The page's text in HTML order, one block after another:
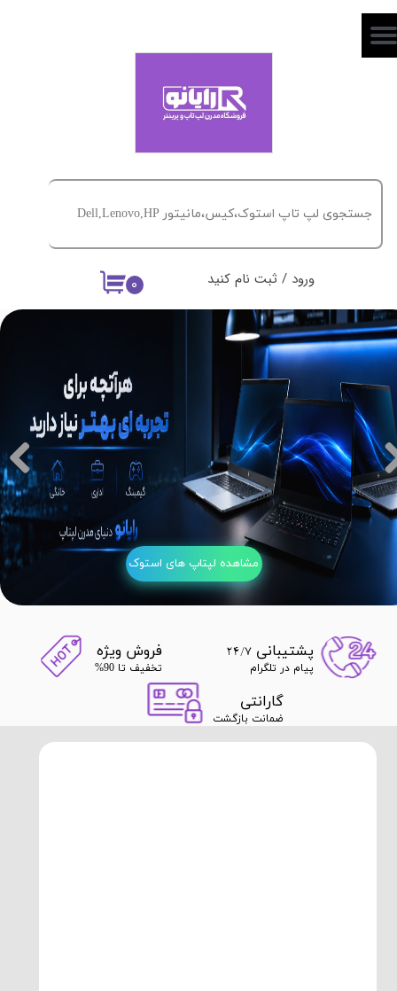
۰ ورود / ثبت نام کنید
حساب کاربری من
خروج از حساب کاربری
​​​فروش ویژه
تخفیف تا 90%
​​​گارانتی
ضمانت بازگشت
​​​پشتیبانی 24/7
پیام در تلگرام
مشاهده لپتاپ های استوک